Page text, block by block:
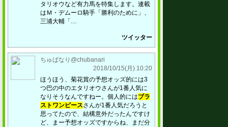
タリオウなど有力馬を特集します。連載
はＭ・デムーロ騎手「勝利のために」、
三浦大輔「…
ツイッター
ちゅばなり@chubanari
2018/10/15(月) 10:20
ほうほう、菊花賞の予想オッズ的には3
つ巴の中のエタリオウさんが1番人気に
なりそうなんですねー。個人的にはブラ
ストワンピースさんが1番人気だろうと
思ってたので、結構意外だったんですけ
ど、まー予想オッズですからね、まだ分